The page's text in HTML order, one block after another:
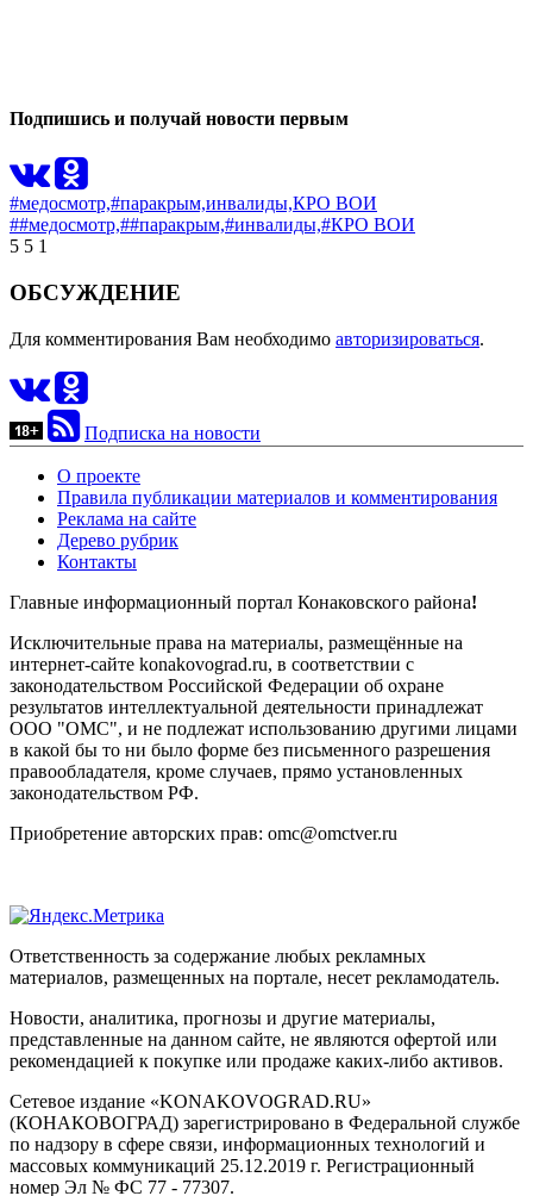
Подпишись и получай новости первым
#медосмотр,#паракрым,инвалиды,КРО ВОИ
##медосмотр,##паракрым,#инвалиды,#КРО ВОИ
5 5 1
ОБСУЖДЕНИЕ
Для комментирования Вам необходимо авторизироваться.
Подписка на новости
О проекте
Правила публикации материалов и комментирования
Реклама на сайте
Дерево рубрик
Контакты
Главные информационный портал Конаковского района!
Исключительные права на материалы, размещённые на
интернет-сайте konakovograd.ru, в соответствии с
законодательством Российской Федерации об охране
результатов интеллектуальной деятельности принадлежат
ООО "ОМС", и не подлежат использованию другими лицами
в какой бы то ни было форме без письменного разрешения
правообладателя, кроме случаев, прямо установленных
законодательством РФ.
Приобретение авторских прав: omc@omctver.ru
Ответственность за содержание любых рекламных
материалов, размещенных на портале, несет рекламодатель.
Новости, аналитика, прогнозы и другие материалы,
представленные на данном сайте, не являются офертой или
рекомендацией к покупке или продаже каких-либо активов.
Сетевое издание «KONAKOVOGRAD.RU»
(КОНАКОВОГРАД) зарегистрировано в Федеральной службе
по надзору в сфере связи, информационных технологий и
массовых коммуникаций 25.12.2019 г. Регистрационный
номер Эл № ФС 77 - 77307.